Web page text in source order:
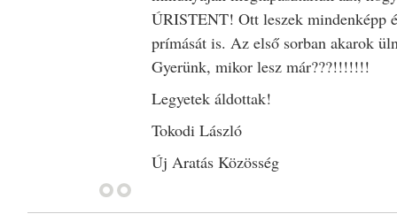
ÚRISTENT! Ott leszek mindenképp
prímását is. Az első sorban akarok
Gyerünk, mikor lesz már???!!!!!!!
Legyetek áldottak!
Tokodi László
Új Aratás Közösség